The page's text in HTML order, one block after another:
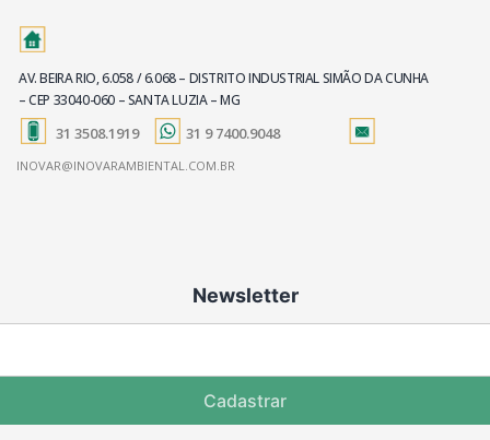
AV. BEIRA RIO, 6.058 / 6.068 – DISTRITO INDUSTRIAL SIMÃO DA CUNHA
– CEP 33040-060 – SANTA LUZIA – MG
31 3508.1919 31 9 7400.9048
INOVAR@INOVARAMBIENTAL.COM.BR
Newsletter
Cadastrar